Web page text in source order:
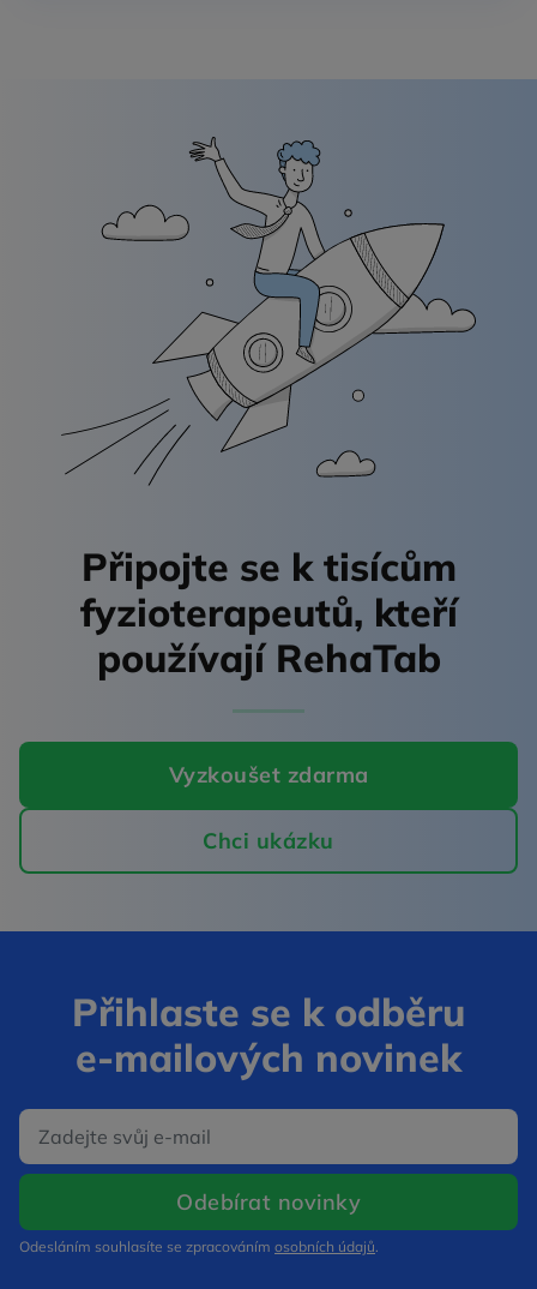
Připojte se k tisícům
fyzioterapeutů, kteří
používají RehaTab
Vyzkoušet zdarma
Chci ukázku
Přihlaste se k odběru
e‑mailových novinek
E‑mail
Odebírat novinkyOtevře se v
Odesláním souhlasíte se zpracováním osobních údajů.